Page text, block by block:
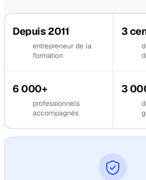
Depuis 2011
entrepreneur de la
formation
3
6 000+
professionnels
accompagnés
3